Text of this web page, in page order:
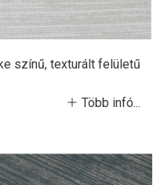
színű, texturált felületű
Több infó...